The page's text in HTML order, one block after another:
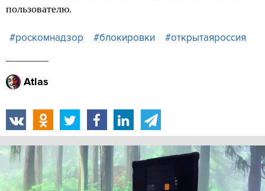
пользователю.
#роскомнадзор #блокировки #открытаяроссия
Atlas